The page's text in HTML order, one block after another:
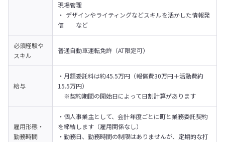
現場管理
・ デザインやライティングなどスキルを活かした情報発
信　　など
必須経験や
スキル
普通自動車運転免許（AT限定可）
給与
・月額委託料は約45.5万円（報償費30万円＋活動費約
15.5万円）
※契約期間の開始日によって日割計算があります
雇用形態・
勤務時間
・個人事業主として、会計年度ごとに町と業務委託契約
を締結します（雇用関係なし）
・勤務日、勤務時間の制限はありませんが、定期的な打